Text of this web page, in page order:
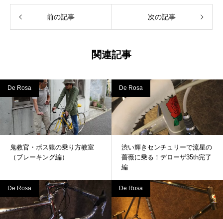
前の記事 次の記事
関連記事
De Rosa
鬼教官・ボス猿の乗り方教室
（ブレーキング編）
De Rosa
渋い輝きセンチュリーで流星の
薔薇に乗る！デローザ35th完了
編
De Rosa De Rosa